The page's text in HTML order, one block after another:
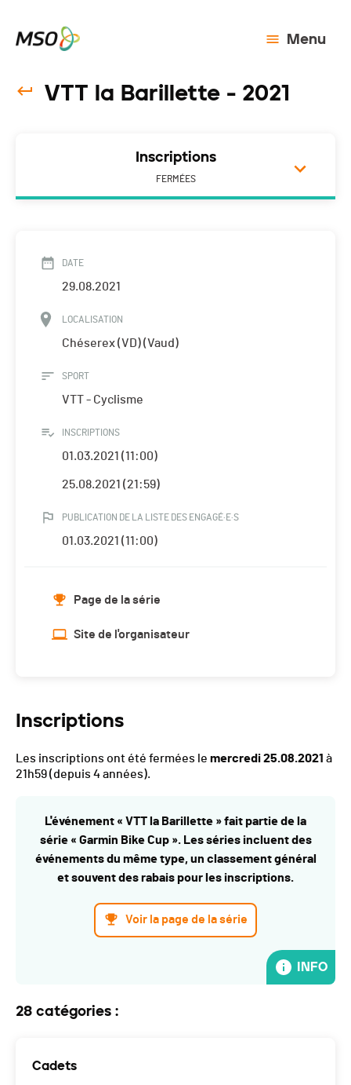
Menu
VTT la Barillette - 2021
Inscriptions
FERMÉES
DATE
29.08.2021
LOCALISATION
Chéserex (VD) (Vaud)
SPORT
VTT - Cyclisme
INSCRIPTIONS
01.03.2021 (11:00)
25.08.2021 (21:59)
PUBLICATION DE LA LISTE DES ENGAGÉ·E·S
01.03.2021 (11:00)
Page de la série
Site de l'organisateur
Inscriptions
Les inscriptions ont été fermées le mercredi 25.08.2021 à
21h59(depuis 4 années).
L'événement « VTT la Barillette » fait partie de la
série « Garmin Bike Cup ». Les séries incluent des
événements du même type, un classement général
et souvent des rabais pour les inscriptions.
Voir la page de la série
INFO
28 catégories :
Cadets